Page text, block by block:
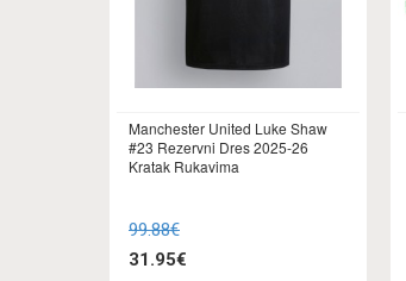
Manchester United Luke Shaw
#23 Rezervni Dres 2025-26
Kratak Rukavima
99.88€
31.95€